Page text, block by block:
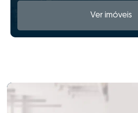
Ver imóveis